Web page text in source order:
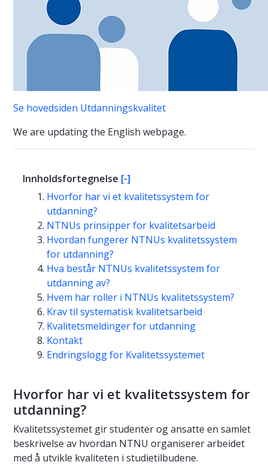
Se hovedsiden Utdanningskvalitet
We are updating the English webpage.
Innholdsfortegnelse [-]
Hvorfor har vi et kvalitetssystem for
utdanning?
NTNUs prinsipper for kvalitetsarbeid
Hvordan fungerer NTNUs kvalitetssystem
for utdanning?
Hva består NTNUs kvalitetssystem for
utdanning av?
Hvem har roller i NTNUs kvalitetssystem?
Krav til systematisk kvalitetsarbeid
Kvalitetsmeldinger for utdanning
Kontakt
Endringslogg for Kvalitetssystemet
Hvorfor har vi et kvalitetssystem for
utdanning?
Kvalitetssystemet gir studenter og ansatte en samlet
beskrivelse av hvordan NTNU organiserer arbeidet
med å utvikle kvaliteten i studietilbudene.